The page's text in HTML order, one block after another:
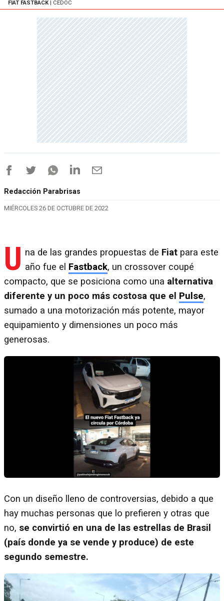
FIAT FASTBACK| CEDOC
Redacción Parabrisas
MIÉRCOLES 26 DE OCTUBRE DE 2022
U na de las grandes propuestas de Fiat para este
año fue el Fastback, un crossover coupé
compacto, que se posiciona como una alternativa
diferente y un poco más costosa que el Pulse,
sumado a una motorización más potente, mayor
equipamiento y dimensiones un poco más
generosas.
Con un diseño lleno de controversias, debido a que
hay muchas personas que lo prefieren y otras que
no, se convirtió en una de las estrellas de Brasil
(país donde ya se vende y produce) de este
segundo semestre.